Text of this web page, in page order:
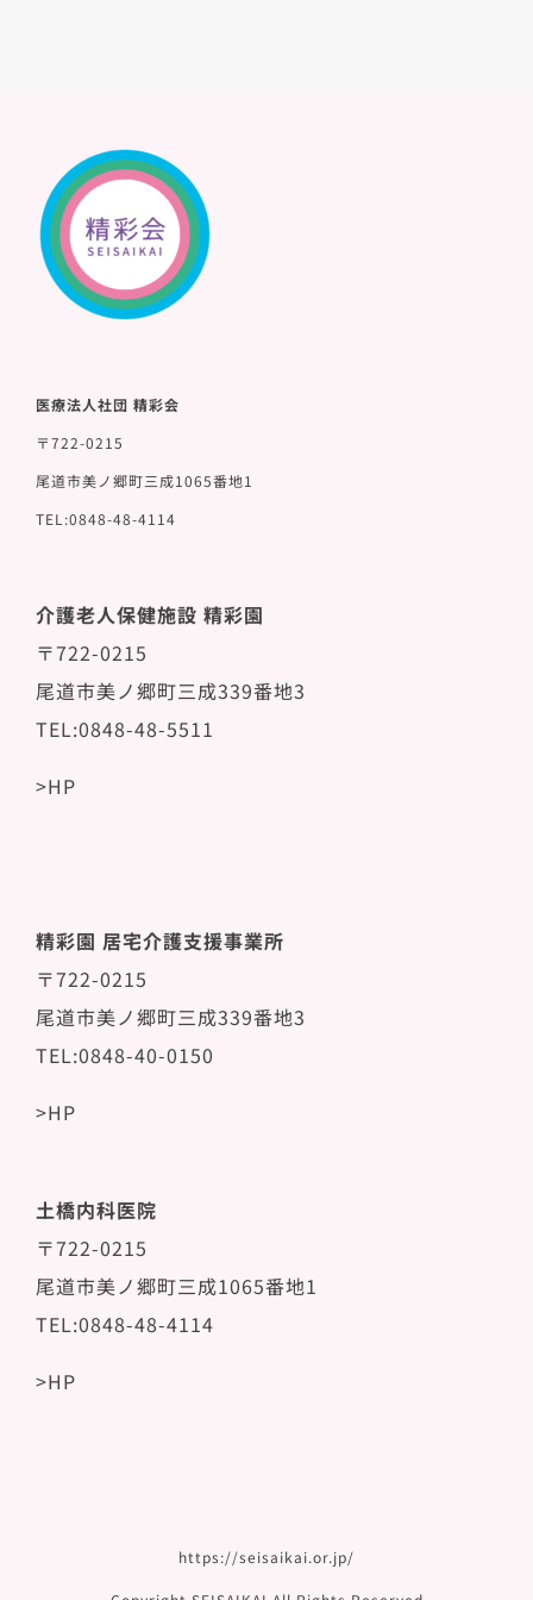
医療法人社団 精彩会
〒722-0215
尾道市美ノ郷町三成1065番地1
TEL:0848-48-4114
介護老人保健施設 精彩園
〒722-0215
尾道市美ノ郷町三成339番地3
TEL:0848-48-5511
>HP
精彩園 居宅介護支援事業所
〒722-0215
尾道市美ノ郷町三成339番地3
TEL:0848-40-0150
>HP
土橋内科医院
〒722-0215
尾道市美ノ郷町三成1065番地1
TEL:0848-48-4114
>HP
https://seisaikai.or.jp/